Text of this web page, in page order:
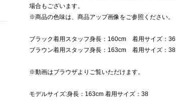
場合もございます。
※商品の色味は、商品アップ画像をご参照ください。
ブラック着用スタッフ身長：160cm 着用サイズ：36
ブラウン着用スタッフ身長：163cm 着用サイズ：38
※動画はブラウザよりご覧いただけます。
モデルサイズ:身長：163cm 着用サイズ：38